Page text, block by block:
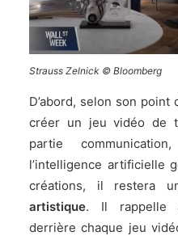
Strauss Zelnick © Bloomberg
D’abord, selon son
créer un jeu vidéo de
partie
l’intelligence artificielle
créations, il restera
artistique. Il rappelle
derrière chaque jeu